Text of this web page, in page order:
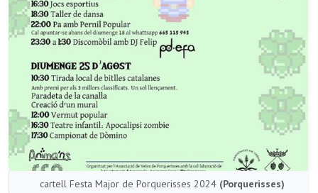
cartell Festa Major de Porquerisses 2024 (Porquerisses)